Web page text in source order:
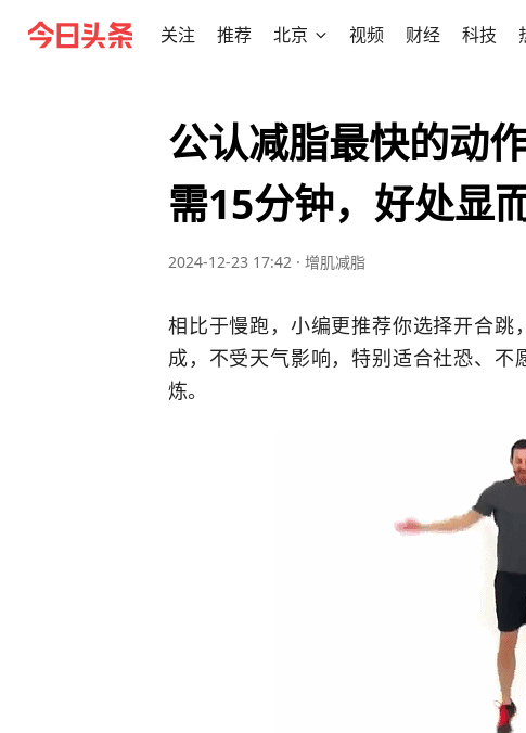
关注 推荐 北京 视频 财经 科技
公认减脂最快的动
需15分钟，好处显
2024-12-23 17:42 · 增肌减脂
相比于慢跑，小编更推荐你选择开合
成，不受天气影响，特别适合社恐、
炼。